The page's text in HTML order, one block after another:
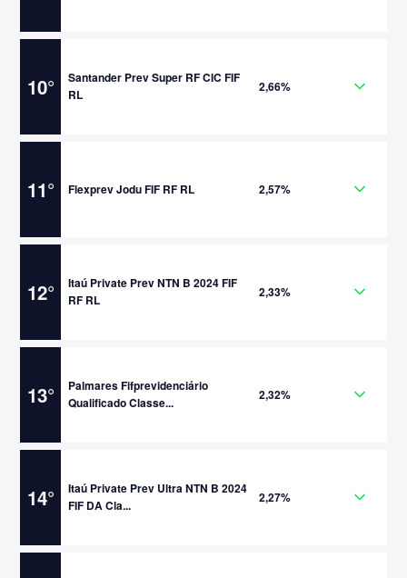
10°
Santander Prev Super RF CIC FIF
RL
2,66%
11° Flexprev Jodu FIF RF RL 2,57%
12°
Itaú Private Prev NTN B 2024 FIF
RF RL
2,33%
13°
Palmares Fifprevidenciário
Qualificado Classe...
2,32%
14°
Itaú Private Prev Ultra NTN B 2024
FIF DA Cla...
2,27%